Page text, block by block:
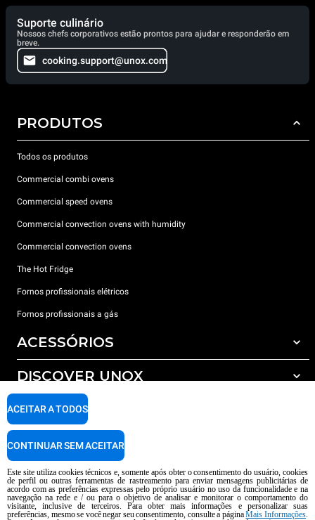
Suporte culinário
Nossos chefs corporativos estão prontos para ajudar e responderão em
breve.
cooking.support@unox.com
PRODUTOS
Todos os produtos
Commercial combi ovens
Commercial speed ovens
Commercial convection ovens with humidity
Commercial convection ovens
The Hot Fridge
Fornos profissionais elétricos
Fornos profissionais a gás
ACESSÓRIOS
Todos os acessórios
Detergents for automatic washing
Detergents for manual washing
Water treatment with resin filters
DISCOVER UNOX
Os nossos escritórios no mundo
SUPPORT
Garantia Unox
Encontre os Centros Service
AI Content Disclaimer Privacy policy Cookie policy
Este site utiliza cookies técnicos e, somente após obter o consentimento do usuário, cookies
de perfil ou outras ferramentas de rastreamento para enviar mensagens publicitárias de
acordo com as preferências expressas pelo próprio usuário no uso da funcionalidade e na
navegação na rede e / ou para o objetivo de analisar e monitorar o comportamento do
visitante, inclusive de terceiros. Para obter mais informações e personalizar suas
preferências, mesmo se você negar seu consentimento, consulte a páginaMais Informações.
ACEITAR A TODOS
CONTINUAR SEM ACEITAR